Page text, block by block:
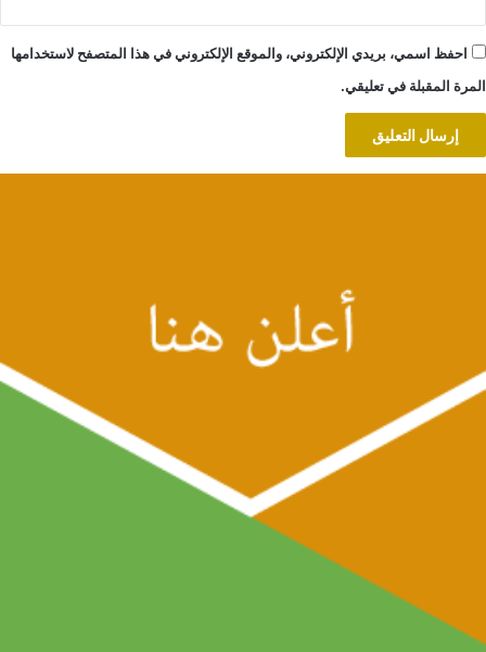
احفظ اسمي، بريدي الإلكتروني، والموقع الإلكتروني في هذا المتصفح لاستخدامها
المرة المقبلة في تعليقي.